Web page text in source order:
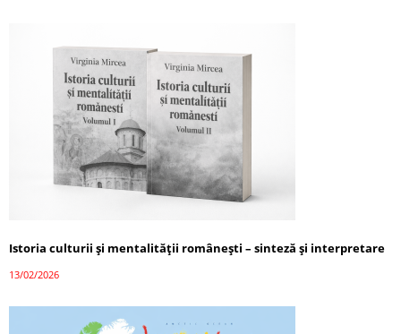
Istoria culturii și mentalității românești – sinteză și interpretare
13/02/2026